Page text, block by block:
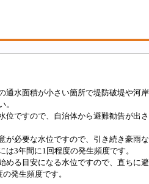
通水面積が小さい箇所で堤防破堤や河
。
位ですので、自治体から避難勧告が出
が必要な水位ですので、引き続き豪雨
3年間に1回程度の発生頻度です。
める目安になる水位ですので、直ちに
発生頻度です。